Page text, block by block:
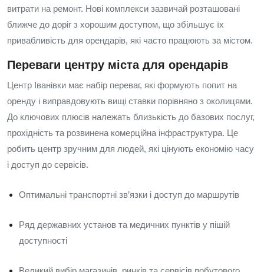
витрати на ремонт. Нові комплекси зазвичай розташовані
ближче до доріг з хорошим доступом, що збільшує їх
привабливість для орендарів, які часто працюють за містом.
Переваги центру міста для орендарів
Центр Іванівки має набір переваг, які формують попит на
оренду і виправдовують вищі ставки порівняно з околицями.
До ключових плюсів належать близькість до базових послуг,
прохідність та розвинена комерційна інфраструктура. Це
робить центр зручним для людей, які цінують економію часу
і доступ до сервісів.
Оптимальні транспортні зв’язки і доступ до маршрутів
Ряд державних установ та медичних пунктів у пішій
доступності